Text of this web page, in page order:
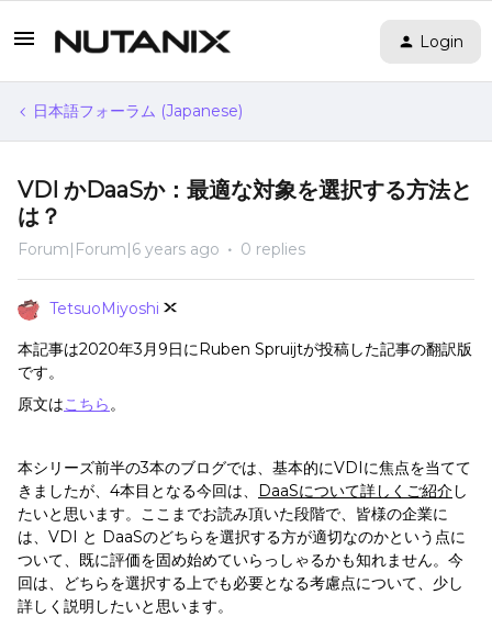
Login
日本語フォーラム (Japanese)
VDI かDaaSか：最適な対象を選択する方法と
は？
Forum|Forum|6 years ago 0 replies
TetsuoMiyoshi
本記事は2020年3月9日にRuben Spruijtが投稿した記事の翻訳版
です。
原文はこちら。
本シリーズ前半の3本のブログでは、基本的にVDIに焦点を当てて
きましたが、4本目となる今回は、 DaaSについて詳しくご紹介し
たいと思います。ここまでお読み頂いた段階で、皆様の企業に
は、VDI と DaaSのどちらを選択する方が適切なのかという点に
ついて、既に評価を固め始めていらっしゃるかも知れません。今
回は、どちらを選択する上でも必要となる考慮点について、少し
詳しく説明したいと思います。